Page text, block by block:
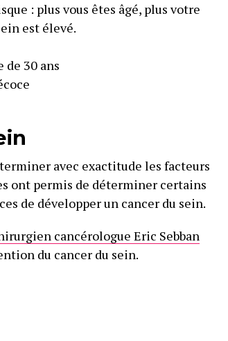
: plus vous êtes âgé, plus votre
est élevé.
de 30 ans
avec exactitude les facteurs
ont permis de déterminer certains
de développer un cancer du sein.
cancérologue Eric Sebban
du cancer du sein.